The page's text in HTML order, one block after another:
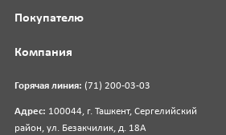
Горячая линия: (71) 200-03-03
Адрес: 100044, г. Ташкент, Сергелийский
район, ул. Безакчилик, д. 18А
Покупателю
Компания